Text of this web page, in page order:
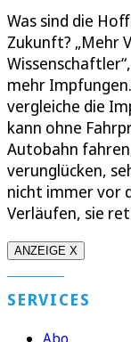
Was sind die
Zukunft? „Mehr
mehr
vergleiche die
kann ohne
Autobahn
verunglücken,
nicht immer vor
Verläufen, sie
ANZEIGE X
SERVICES